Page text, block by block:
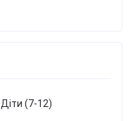
Діти (7-12)